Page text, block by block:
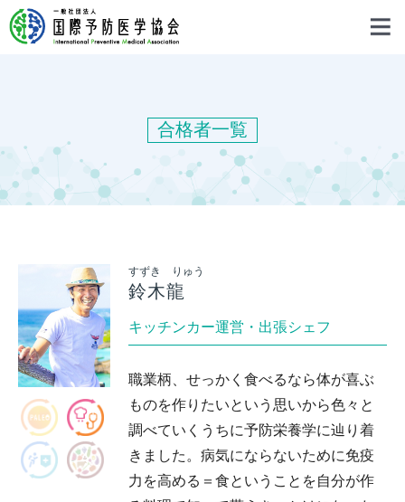
合格者一覧
すずき りゅう
鈴木龍
キッチンカー運営・出張シェフ
職業柄、せっかく食べるなら体が喜ぶ
ものを作りたいという思いから色々と
調べていくうちに予防栄養学に辿り着
きました。病気にならないために免疫
力を高める＝食ということを自分が作